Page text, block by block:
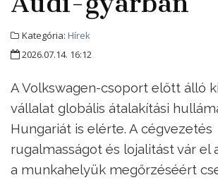
Kategória: Hírek
2026.07.14. 16:12
A Volkswagen-csoport előtt álló
vállalat globális átalakítási
Hungariát is elérte. A cégvezetés
rugalmasságot és lojalitást vár el
a munkahelyük megőrzéséért